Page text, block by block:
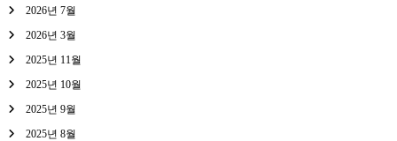
2026년 7월
2026년 3월
2025년 11월
2025년 10월
2025년 9월
2025년 8월